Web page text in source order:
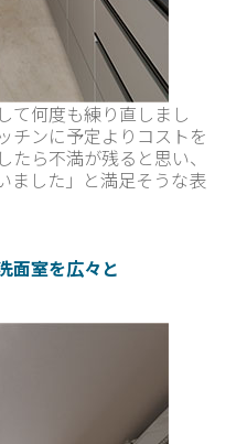
て何度も練り直しまし
チンに予定よりコストを
ら不満が残ると思い、
ました」と満足そうな表
面室を広々と